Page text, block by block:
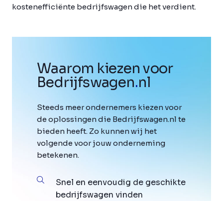
kostenefficiënte bedrijfswagen die het verdient.
Waarom kiezen voor
Bedrijfswagen.nl
Steeds meer ondernemers kiezen voor
de oplossingen die Bedrijfswagen.nl te
bieden heeft. Zo kunnen wij het
volgende voor jouw onderneming
betekenen.
Snel en eenvoudig de geschikte
bedrijfswagen vinden